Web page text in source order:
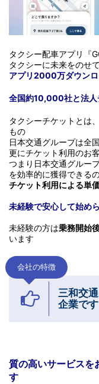
タクシー配車アプリ『
タクシーに未来をのせ
アプリ2000万ダウンロ
全国約10,000社と法人
タクシーチケットとは
もの
日本交通グループは全
更にチケット利用のお
つまり日本交通グルー
を効率的に獲得できる
チケット利用による単
未経験で安心して始め
未経験の方は乗務開始
います
会社の特徴
三和交
企業です
質の高いサービスを
す